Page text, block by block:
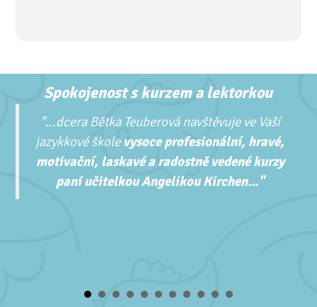
Spokojenost s kurzem a lektorkou
"...dcera Bětka Teuberová navštěvuje ve Vaší
jazykkové škole vysoce profesionální, hravé,
motivační, laskavé a radostně vedené kurzy
paní učitelkou Angelikou Kirchen..."